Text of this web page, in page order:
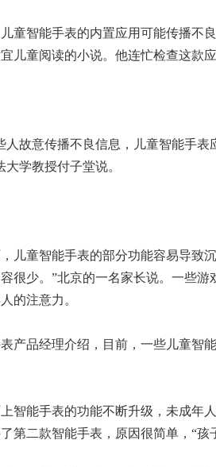
智能手表的内置应用可能传播不良
儿童阅读的小说。他连忙检查这款
故意传播不良信息，儿童智能手表
大学教授付子堂说。
童智能手表的部分功能容易导致沉
很少。”北京的一名家长说。一些
的注意力。
品经理介绍，目前，一些儿童智能
能手表的功能不断升级，未成年人
第二款智能手表，原因很简单，“